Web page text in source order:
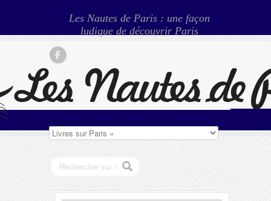
Les Nautes de Paris : une façon
ludique de découvrir Paris